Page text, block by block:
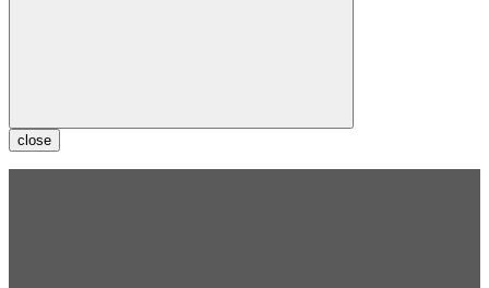
close